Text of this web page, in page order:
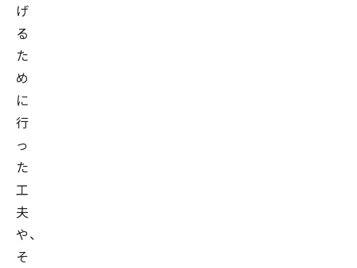
げ
る
た
め
に
行
っ
た
工
夫
や、
そ